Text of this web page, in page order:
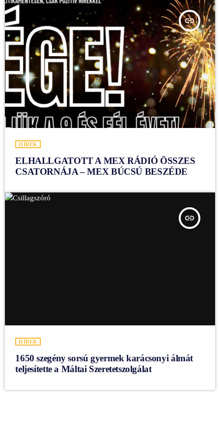
insert_link
HÍREK
ELHALLGATOTT A MEX RÁDIÓ ÖSSZES
CSATORNÁJA – MEX BÚCSÚ BESZÉDE
insert_link
HÍREK
1650 szegény sorsú gyermek karácsonyi álmát
teljesítette a Máltai Szeretetszolgálat